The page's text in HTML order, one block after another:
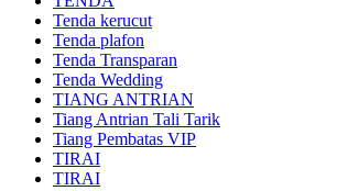
Tenda kerucut
Tenda plafon
Tenda Transparan
Tenda Wedding
TIANG ANTRIAN
Tiang Antrian Tali Tarik
Tiang Pembatas VIP
TIRAI
TIRAI